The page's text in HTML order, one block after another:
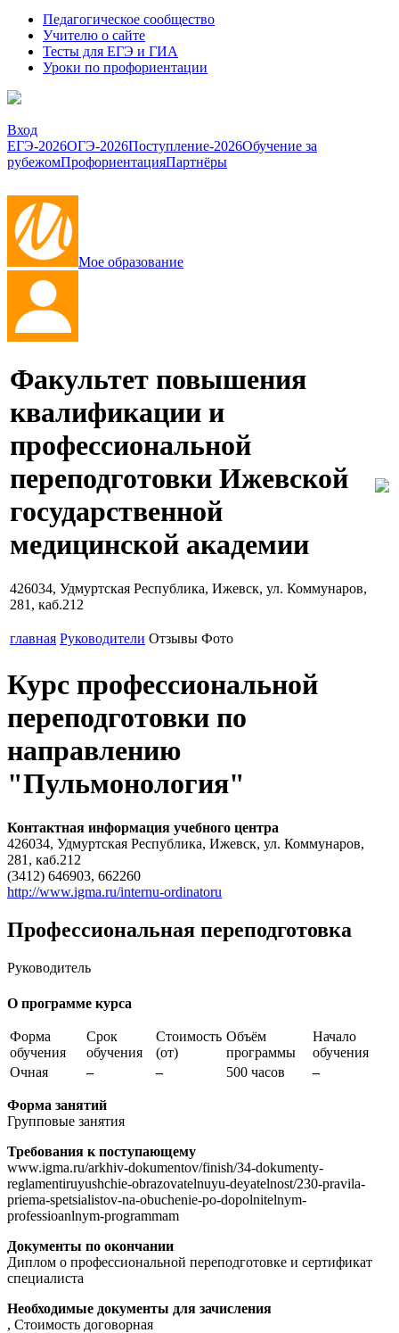
Педагогическое сообщество
Учителю о сайте
Тесты для ЕГЭ и ГИА
Уроки по профориентации
Вход
ЕГЭ-2026ОГЭ-2026Поступление-2026Обучение за
рубежомПрофориентацияПартнёры
Мое образование
Факультет повышения
квалификации и
профессиональной
переподготовки Ижевской
государственной
медицинской академии
426034, Удмуртская Республика, Ижевск, ул. Коммунаров,
281, каб.212
главная Руководители Отзывы Фото
Курс профессиональной
переподготовки по
направлению
"Пульмонология"
Контактная информация учебного центра
426034, Удмуртская Республика, Ижевск, ул. Коммунаров,
281, каб.212
(3412) 646903, 662260
http://www.igma.ru/internu-ordinatoru
Профессиональная переподготовка
Руководитель
О программе курса
Форма
обучения
Срок
обучения
Стоимость
(от)
Объём
программы
Начало
обучения
Очная
– – 500 часов –
Форма занятий
Групповые занятия
Требования к поступающему
www.igma.ru/arkhiv-dokumentov/finish/34-dokumenty-
reglamentiruyushchie-obrazovatelnuyu-deyatelnost/230-pravila-
priema-spetsialistov-na-obuchenie-po-dopolnitelnym-
professioanlnym-programmam
Документы по окончании
Диплом о профессиональной переподготовке и сертификат
специалиста
Необходимые документы для зачисления
, Стоимость договорная